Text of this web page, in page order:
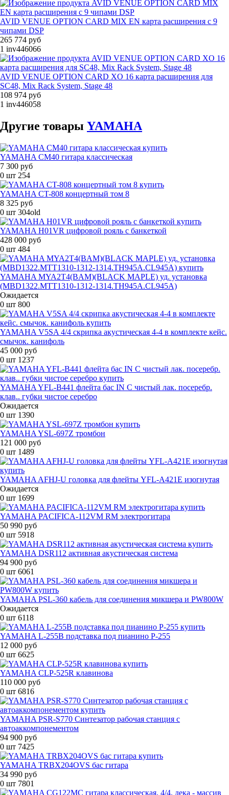
AVID VENUE OPTION CARD MIX EN карта расширения с 9
чипами DSP
265 774 руб
1 inv446066
AVID VENUE OPTION CARD XO 16 карта расширения для
SC48, Mix Rack System, Stage 48
108 974 руб
1 inv446058
Другие товары YAMAHA
YAMAHA CM40 гитара классическая
7 300 руб
0 шт 254
YAMAHA CT-808 концертный том 8
8 325 руб
0 шт 304old
YAMAHA H01VR цифровой рояль с банкеткой
428 000 руб
0 шт 484
YAMAHA MYA2T4(BAM)(BLACK MAPLE) уд. установка
(MBD1322.MTT1310-1312-1314.TH945A.CL945A)
Ожидается
0 шт 800
YAMAHA V5SA 4/4 скрипка акустическая 4-4 в комплекте кейс.
смычок. канифоль
45 000 руб
0 шт 1237
YAMAHA YFL-B441 флейта бас IN C чистый лак. посеребр.
клав.. губки чистое серебро
Ожидается
0 шт 1390
YAMAHA YSL-697Z тромбон
121 000 руб
0 шт 1489
YAMAHA AFHJ-U головка для флейты YFL-A421E изогнутая
Ожидается
0 шт 1699
YAMAHA PACIFICA-112VM RM электрогитара
50 990 руб
0 шт 5918
YAMAHA DSR112 активная акустическая система
94 900 руб
0 шт 6061
YAMAHA PSL-360 кабель для соединения микшера и PW800W
Ожидается
0 шт 6118
YAMAHA L-255B подставка под пианино P-255
12 000 руб
0 шт 6625
YAMAHA CLP-525R клавинова
110 000 руб
0 шт 6816
YAMAHA PSR-S770 Cинтезатор рабочая станция с
автоаккомпонементом
94 900 руб
0 шт 7425
YAMAHA TRBX204OVS бас гитара
34 990 руб
0 шт 7801